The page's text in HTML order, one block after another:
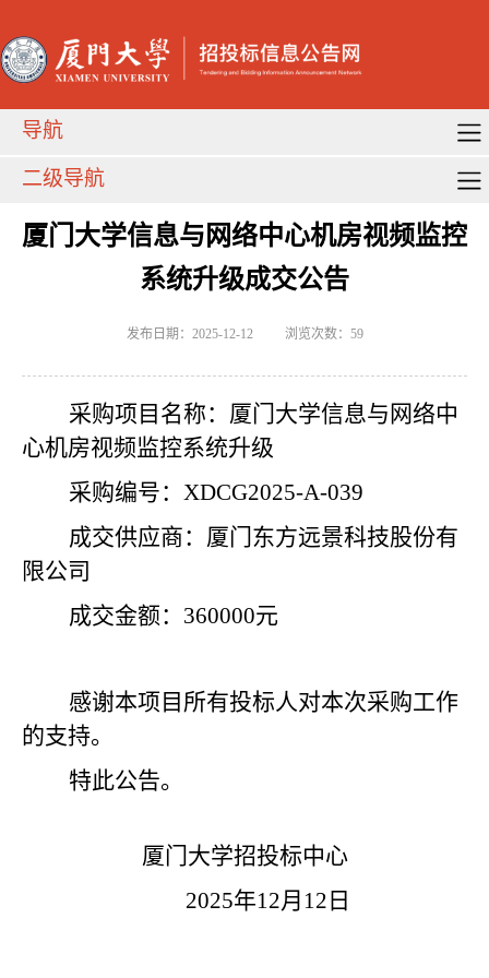
导航
二级导航
厦门大学信息与网络中心机房视频监控
系统升级成交公告
发布日期：2025-12-12 浏览次数： 59
采购项目名称：厦门大学信息与网络中
心机房视频监控系统升级
采购编号：XDCG2025-A-039
成交供应商：厦门东方远景科技股份有
限公司
成交金额：360000元
感谢本项目所有投标人对本次采购工作
的支持。
特此公告。
厦门大学招投标中心
2025年12月12日